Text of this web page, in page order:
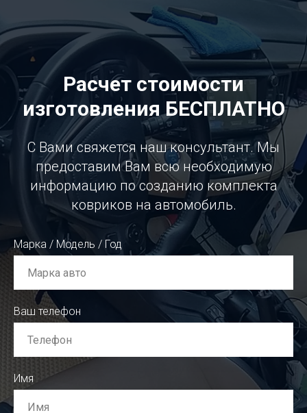
Расчет стоимости
изготовления БЕСПЛАТНО
С Вами свяжется наш консультант. Мы
предоставим Вам всю необходимую
информацию по созданию комплекта
ковриков на автомобиль.
Марка / Модель / Год
Ваш телефон
Имя